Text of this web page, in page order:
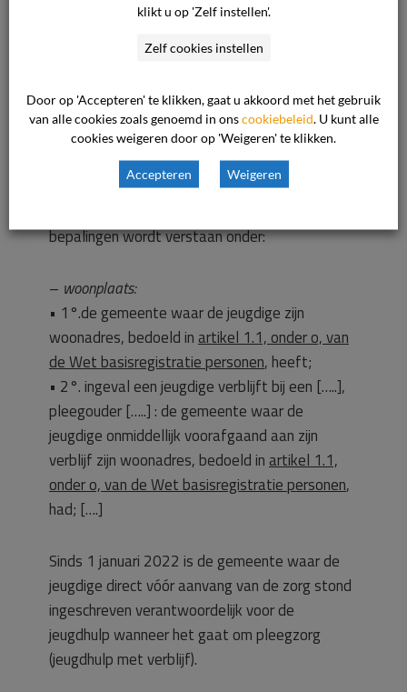
voor de jeugdhulp. Het bepaalt ook welke
In artikel 1.1 van hoofdstuk 1.
‘Begripsbepalingen en reikwijdte’ van de
Jeugdwet is opgenomen:
bepalingen wordt verstaan onder:
– woonplaats:
• 1°.de gemeente waar de jeugdige zijn
woonadres, bedoeld in artikel 1.1, onder o, van
de Wet basisregistratie personen, heeft;
• 2°. ingeval een jeugdige verblijft bij een […..],
pleegouder […..] : de gemeente waar de
jeugdige onmiddellijk voorafgaand aan zijn
verblijf zijn woonadres, bedoeld in artikel 1.1,
onder o, van de Wet basisregistratie personen,
had; [….]
Sinds 1 januari 2022 is de gemeente waar de
jeugdige direct vóór aanvang van de zorg stond
ingeschreven verantwoordelijk voor de
jeugdhulp wanneer het gaat om pleegzorg
(jeugdhulp met verblijf).
klikt u op 'Zelf instellen'.
Zelf cookies instellen
Door op 'Accepteren' te klikken, gaat u akkoord met het gebruik
van alle cookies zoals genoemd in onscookiebeleid. U kunt alle
cookies weigeren door op 'Weigeren' te klikken.
Accepteren Weigeren